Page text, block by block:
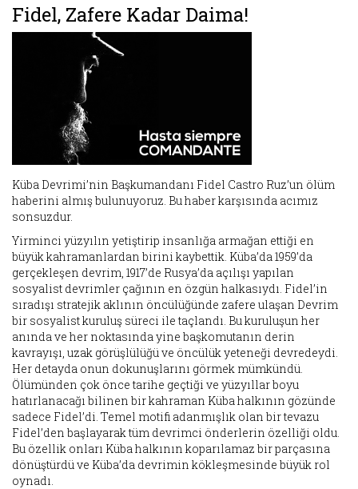
Fidel, Zafere Kadar Daima!
Küba Devrimi’nin Başkumandanı Fidel Castro Ruz’un ölüm
haberini almış bulunuyoruz. Bu haber karşısında acımız
sonsuzdur.
Yirminci yüzyılın yetiştirip insanlığa armağan ettiği en
büyük kahramanlardan birini kaybettik. Küba’da 1959’da
gerçekleşen devrim, 1917’de Rusya’da açılışı yapılan
sosyalist devrimler çağının en özgün halkasıydı. Fidel’in
sıradışı stratejik aklının öncülüğünde zafere ulaşan Devrim
bir sosyalist kuruluş süreci ile taçlandı. Bu kuruluşun her
anında ve her noktasında yine başkomutanın derin
kavrayışı, uzak görüşlülüğü ve öncülük yeteneği devredeydi.
Her detayda onun dokunuşlarını görmek mümkündü.
Ölümünden çok önce tarihe geçtiği ve yüzyıllar boyu
hatırlanacağı bilinen bir kahraman Küba halkının gözünde
sadece Fidel’di. Temel motifi adanmışlık olan bir tevazu
Fidel’den başlayarak tüm devrimci önderlerin özelliği oldu.
Bu özellik onları Küba halkının koparılamaz bir parçasına
dönüştürdü ve Küba’da devrimin kökleşmesinde büyük rol
oynadı.